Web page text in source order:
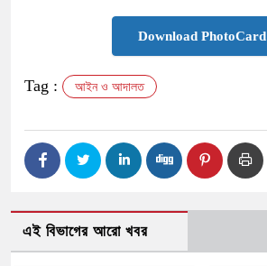
Download PhotoCard
Tag : আইন ও আদালত
এই বিভাগের আরো খবর